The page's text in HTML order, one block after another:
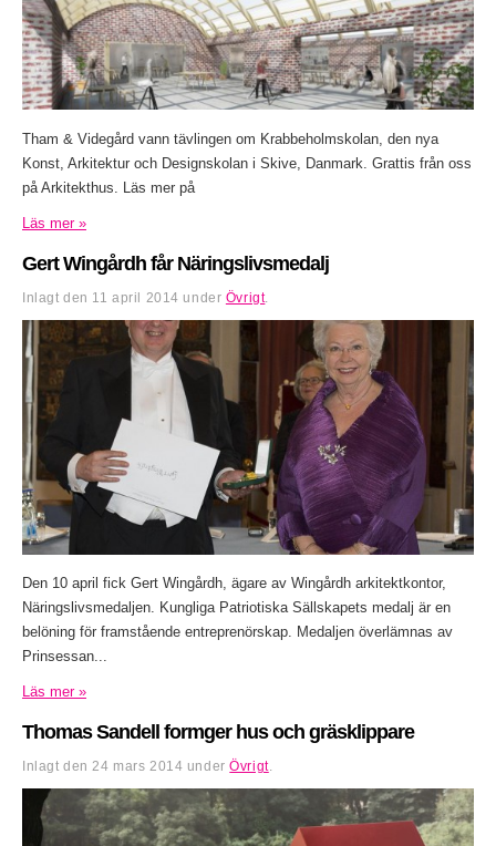
Tham & Videgård vann tävlingen om Krabbeholmskolan, den nya
Konst, Arkitektur och Designskolan i Skive, Danmark. Grattis från oss
på Arkitekthus. Läs mer på
Läs mer »
Gert Wingårdh får Näringslivsmedalj
Inlagt den 11 april 2014 under Övrigt.
Den 10 april fick Gert Wingårdh, ägare av Wingårdh arkitektkontor,
Näringslivsmedaljen. Kungliga Patriotiska Sällskapets medalj är en
belöning för framstående entreprenörskap. Medaljen överlämnas av
Prinsessan...
Läs mer »
Thomas Sandell formger hus och gräsklippare
Inlagt den 24 mars 2014 underÖvrigt.